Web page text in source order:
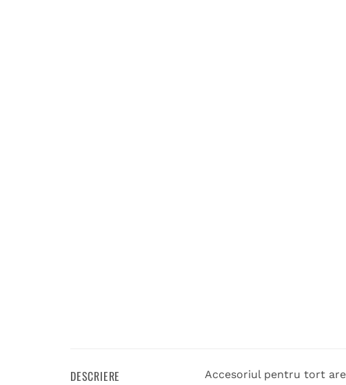
DESCRIERE Accesoriul pentru tort